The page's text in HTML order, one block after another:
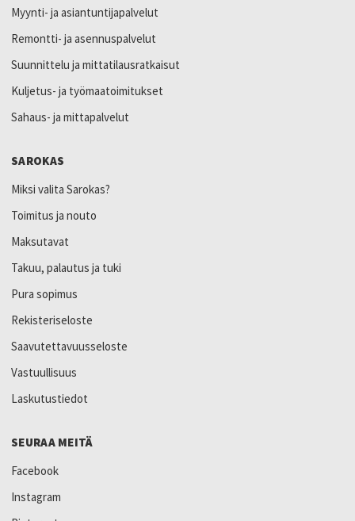
Myynti- ja asiantuntijapalvelut
Remontti- ja asennuspalvelut
Suunnittelu ja mittatilausratkaisut
Kuljetus- ja työmaatoimitukset
Sahaus- ja mittapalvelut
SAROKAS
Miksi valita Sarokas?
Toimitus ja nouto
Maksutavat
Takuu, palautus ja tuki
Pura sopimus
Rekisteriseloste
Saavutettavuusseloste
Vastuullisuus
Laskutustiedot
SEURAA MEITÄ
Facebook
Instagram